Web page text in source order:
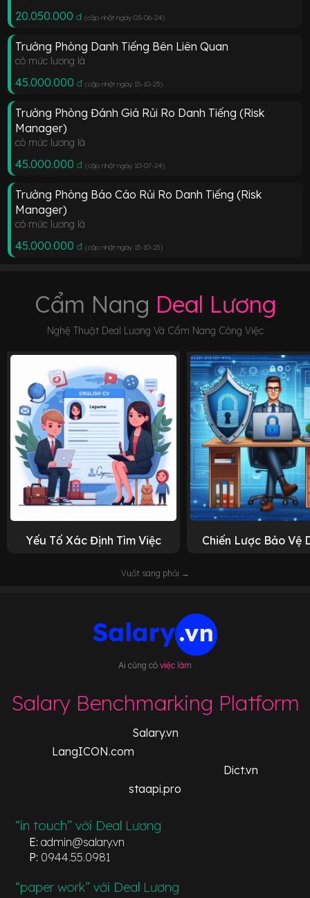
20.050.000 đ (cập nhật ngày 03-06-24)
Trưởng Phòng Danh Tiếng Bên Liên Quan
có mức lương là
45.000.000 đ (cập nhật ngày 15-10-23)
Trưởng Phòng Đánh Giá Rủi Ro Danh Tiếng (Risk
Manager)
có mức lương là
45.000.000 đ (cập nhật ngày 10-07-24)
Trưởng Phòng Báo Cáo Rủi Ro Danh Tiếng (Risk
Manager)
có mức lương là
45.000.000 đ (cập nhật ngày 15-10-23)
Cẩm Nang Deal Lương
Nghệ Thuật Deal Lương Và Cẩm Nang Công Việc
Yếu Tố Xác Định Tìm Việc Chiến Lược Bảo Vệ
Vuốt sang phải →
Ai cũng có việc làm
Salary Benchmarking Platform
Salary.vn
LangICON.com
Dict.vn
staapi.pro
“in touch” với Deal Lương
E: admin@salary.vn
P: 0944.55.0981
“paper work” với Deal Lương